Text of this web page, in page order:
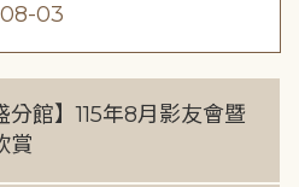
03
分館】115年8月影友會暨
賞